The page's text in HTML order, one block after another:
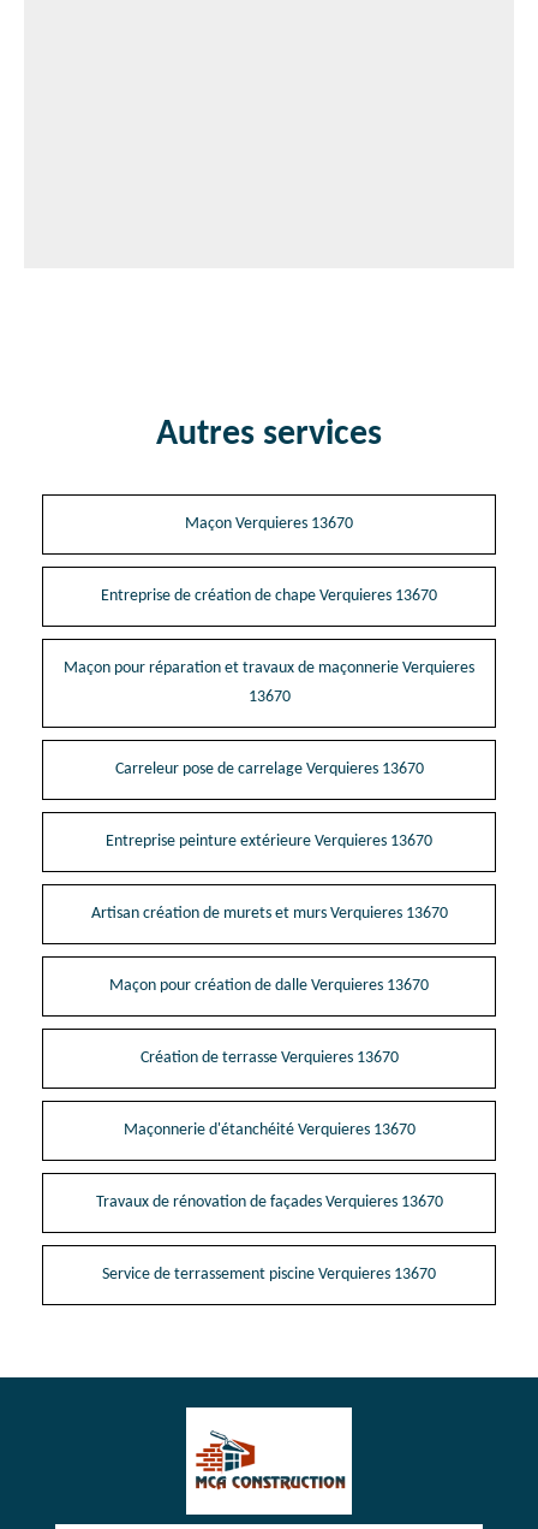
Autres services
Maçon Verquieres 13670
Entreprise de création de chape Verquieres 13670
Maçon pour réparation et travaux de maçonnerie Verquieres
13670
Carreleur pose de carrelage Verquieres 13670
Entreprise peinture extérieure Verquieres 13670
Artisan création de murets et murs Verquieres 13670
Maçon pour création de dalle Verquieres 13670
Création de terrasse Verquieres 13670
Maçonnerie d'étanchéité Verquieres 13670
Travaux de rénovation de façades Verquieres 13670
Service de terrassement piscine Verquieres 13670